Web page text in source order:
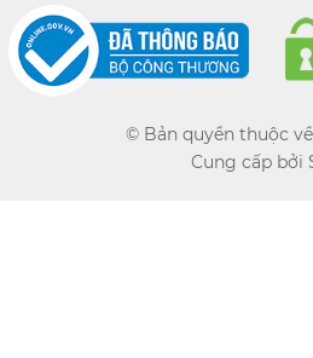
© Bản quyền thuộc về
Cung cấp bởi